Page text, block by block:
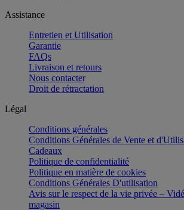
Assistance
Entretien et Utilisation
Garantie
FAQs
Livraison et retours
Nous contacter
Droit de rétractation
Légal
Conditions générales
Conditions Générales de Vente et
Cadeaux
Politique de confidentialité
Politique en matière de cookies
Conditions Générales D'utilisation
Avis sur le respect de la vie privée –
magasin